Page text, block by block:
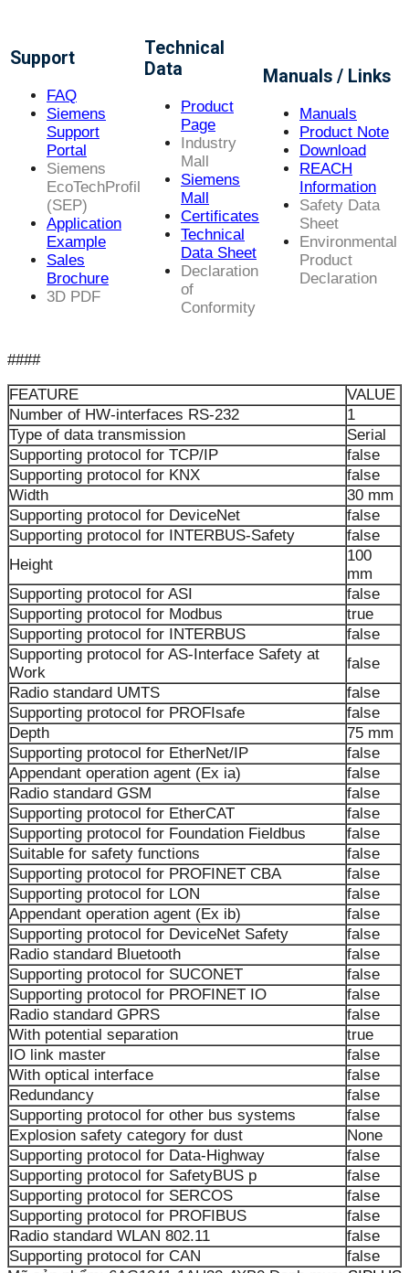
Support
FAQ
Siemens
Support
Portal
Siemens
EcoTechProfil
(SEP)
Application
Example
Sales
Brochure
3D PDF
Technical
Data
Product
Page
Industry
Mall
Siemens
Mall
Certificates
Technical
Data Sheet
Declaration
of
Conformity
Manuals / Links
Manuals
Product Note
Download
REACH
Information
Safety Data
Sheet
Environmental
Product
Declaration
####
FEATURE
VALUE
Number of HW-interfaces RS-232
1
Type of data transmission
Serial
Supporting protocol for TCP/IP
false
Supporting protocol for KNX
false
Width
30 mm
Supporting protocol for DeviceNet
false
Supporting protocol for INTERBUS-Safety
false
Height
100
mm
Supporting protocol for ASI
false
Supporting protocol for Modbus
true
Supporting protocol for INTERBUS
false
Supporting protocol for AS-Interface Safety at
Work
false
Radio standard UMTS
false
Supporting protocol for PROFIsafe
false
Depth
75 mm
Supporting protocol for EtherNet/IP
false
Appendant operation agent (Ex ia)
false
Radio standard GSM
false
Supporting protocol for EtherCAT
false
Supporting protocol for Foundation Fieldbus
false
Suitable for safety functions
false
Supporting protocol for PROFINET CBA
false
Supporting protocol for LON
false
Appendant operation agent (Ex ib)
false
Supporting protocol for DeviceNet Safety
false
Radio standard Bluetooth
false
Supporting protocol for SUCONET
false
Supporting protocol for PROFINET IO
false
Radio standard GPRS
false
With potential separation
true
IO link master
false
With optical interface
false
Redundancy
false
Supporting protocol for other bus systems
false
Explosion safety category for dust
None
Supporting protocol for Data-Highway
false
Supporting protocol for SafetyBUS p
false
Supporting protocol for SERCOS
false
Supporting protocol for PROFIBUS
false
Radio standard WLAN 802.11
false
Supporting protocol for CAN
false